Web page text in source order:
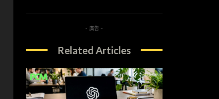
- 廣告 -
Related Articles